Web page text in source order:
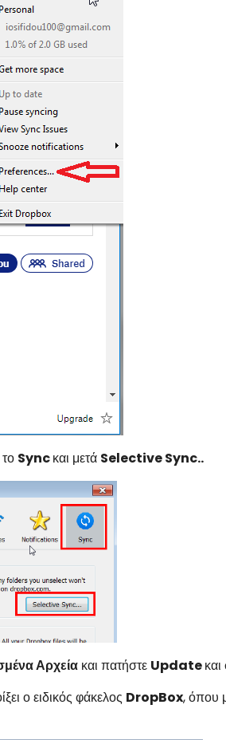
Syncκαι μετά Selective Sync..
Αρχεία και πατήστε Update
ο ειδικός φάκελος DropBox, όπου